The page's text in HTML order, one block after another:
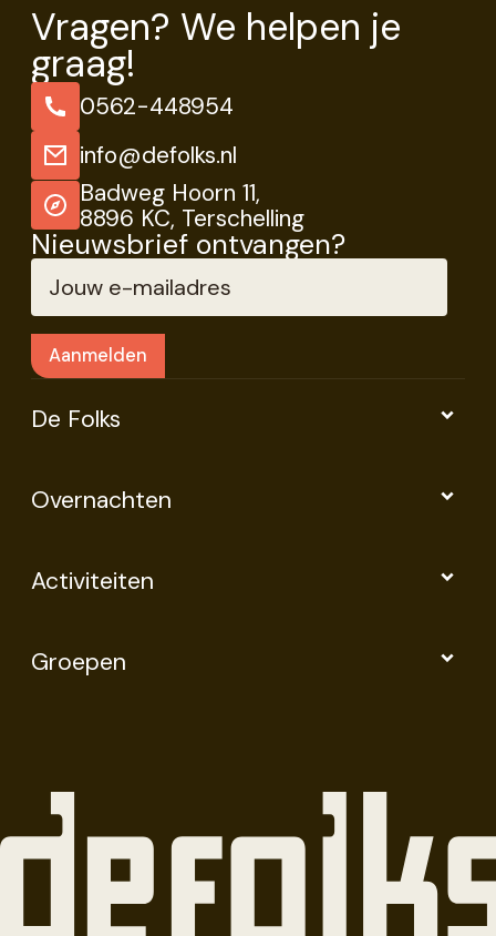
Vragen? We helpen je
graag!
0562-448954
info@defolks.nl
Badweg Hoorn 11,
8896 KC, Terschelling
Nieuwsbrief ontvangen?
De Folks
Overnachten
Activiteiten
Groepen